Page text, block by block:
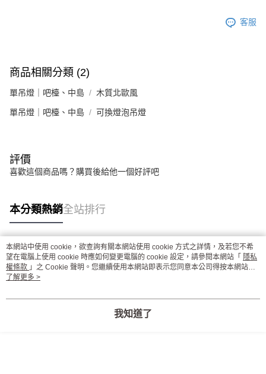
客服
商品相關分類 (2)
單吊燈｜吧檯、中島 木質北歐風
單吊燈｜吧檯、中島 可換燈泡吊燈
評價
喜歡這個商品嗎？購買後給他一個好評吧
本分類熱銷全站排行
熱門標籤
本網站中使用 cookie，欲查詢有關本網站使用 cookie 方式之詳情，及若您不希
望在電腦上使用 cookie 時應如何變更電腦的 cookie 設定，請參閱本網站「 隱私
權條款 」之 Cookie 聲明。您繼續使用本網站即表示您同意本公司得按本網站使
用條款之 Cookie 聲明使用 cookie。
了解更多 >
我知道了